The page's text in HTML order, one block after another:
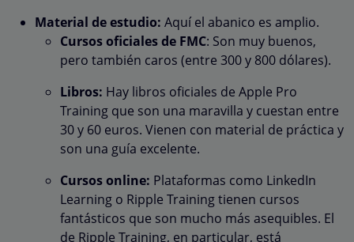
Material de estudio: Aquí el abanico es amplio.
Cursos oficiales de FMC: Son muy buenos,
pero también caros (entre 300 y 800 dólares).
Libros: Hay libros oficiales de Apple Pro
Training que son una maravilla y cuestan entre
30 y 60 euros. Vienen con material de práctica y
son una guía excelente.
Cursos online: Plataformas como LinkedIn
Learning o Ripple Training tienen cursos
fantásticos que son mucho más asequibles. El
de Ripple Training, en particular, está